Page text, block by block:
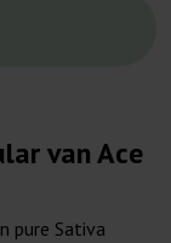
van Ace
pure Sativa